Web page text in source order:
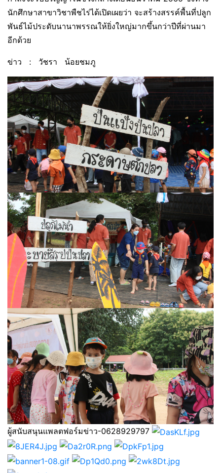
นักศึกษาสาขาวิชาพืชไร่ได้เปิดเผยว่า จะสร้างสรรค์พื้นที่ปลูก
พันธ์ไม้ประดับนานาพรรณให้ยิ่งใหญ่มากขึ้นกว่าปีที่ผ่านมา
อีกด้วย
ข่าว : วัชรา น้อยชมภู
ผู้สนับสนุนแพลตฟอร์มข่าว-0628929797